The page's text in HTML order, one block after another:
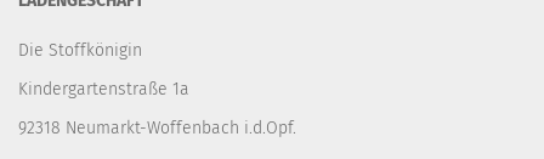
Die Stoffkönigin
Kindergartenstraße 1a
92318 Neumarkt-Woffenbach i.d.Opf.